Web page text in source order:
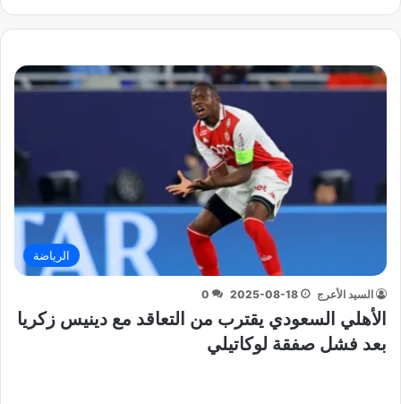
الرياضة
السيد الأعرج 2025-08-18
0
الأهلي السعودي يقترب من التعاقد مع دينيس زكريا
بعد فشل صفقة لوكاتيلي